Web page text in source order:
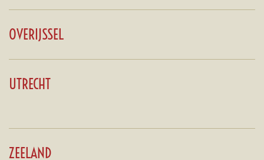
OVERIJSSEL
UTRECHT
ZEELAND